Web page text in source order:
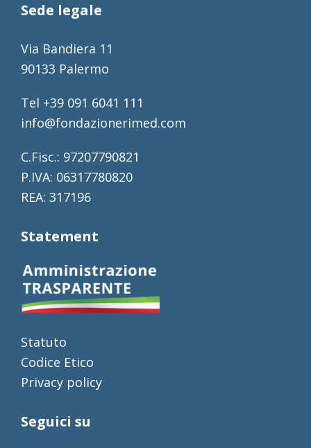
Sede legale
Via Bandiera 11
90133 Palermo
Tel +39 091 6041 111
info@fondazionerimed.com
C.Fisc.: 97207790821
P.IVA: 06317780820
REA: 317196
Statement
Statuto
Codice Etico
Privacy policy
Seguici su